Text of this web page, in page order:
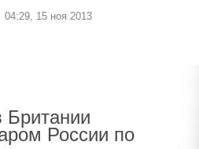
04:29, 15 ноя 2013
Британии
России по